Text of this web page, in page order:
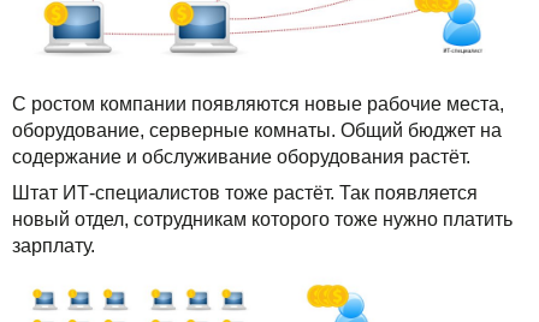
С ростом компании появляются новые рабочие места,
оборудование, серверные комнаты. Общий бюджет на
содержание и обслуживание оборудования растёт.
Штат ИТ-специалистов тоже растёт. Так появляется
новый отдел, сотрудникам которого тоже нужно платить
зарплату.